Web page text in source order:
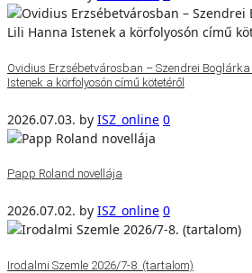
Ovidius Erzsébetvárosban – Szendrei
Istenek a körfolyosón című kötetéről
2026.07.03. by ISZ_online 0
Papp Roland novellája
2026.07.02. by ISZ_online 0
Irodalmi Szemle 2026/7-8. (tartalom)